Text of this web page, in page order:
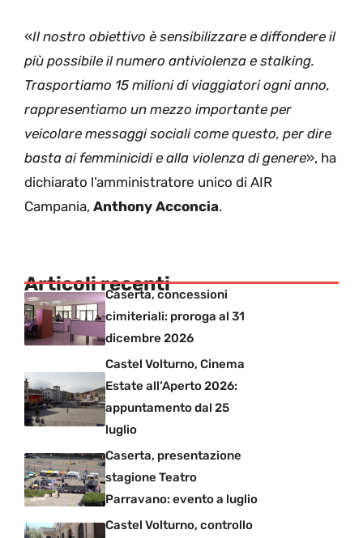
«Il nostro obiettivo è sensibilizzare e diffondere il
più possibile il numero antiviolenza e stalking.
Trasportiamo 15 milioni di viaggiatori ogni anno,
rappresentiamo un mezzo importante per
veicolare messaggi sociali come questo, per dire
basta ai femminicidi e alla violenza di genere», ha
dichiarato l’amministratore unico di AIR
Campania, Anthony Acconcia.
Articoli recenti
Caserta, concessioni
cimiteriali: proroga al 31
dicembre 2026
Castel Volturno, Cinema
Estate all’Aperto 2026:
appuntamento dal 25
luglio
Caserta, presentazione
stagione Teatro
Parravano: evento a luglio
Castel Volturno, controllo